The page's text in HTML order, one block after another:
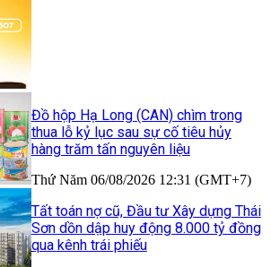
Đồ hộp Hạ Long (CAN) chìm trong
thua lỗ kỷ lục sau sự cố tiêu hủy
hàng trăm tấn nguyên liệu
Thứ Năm 06/08/2026 12:31 (GMT+7)
Tất toán nợ cũ, Đầu tư Xây dựng Thái
Sơn dồn dập huy động 8.000 tỷ đồng
qua kênh trái phiếu